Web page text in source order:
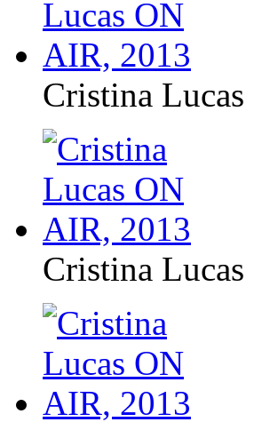
Cristina Lucas
Cristina Lucas